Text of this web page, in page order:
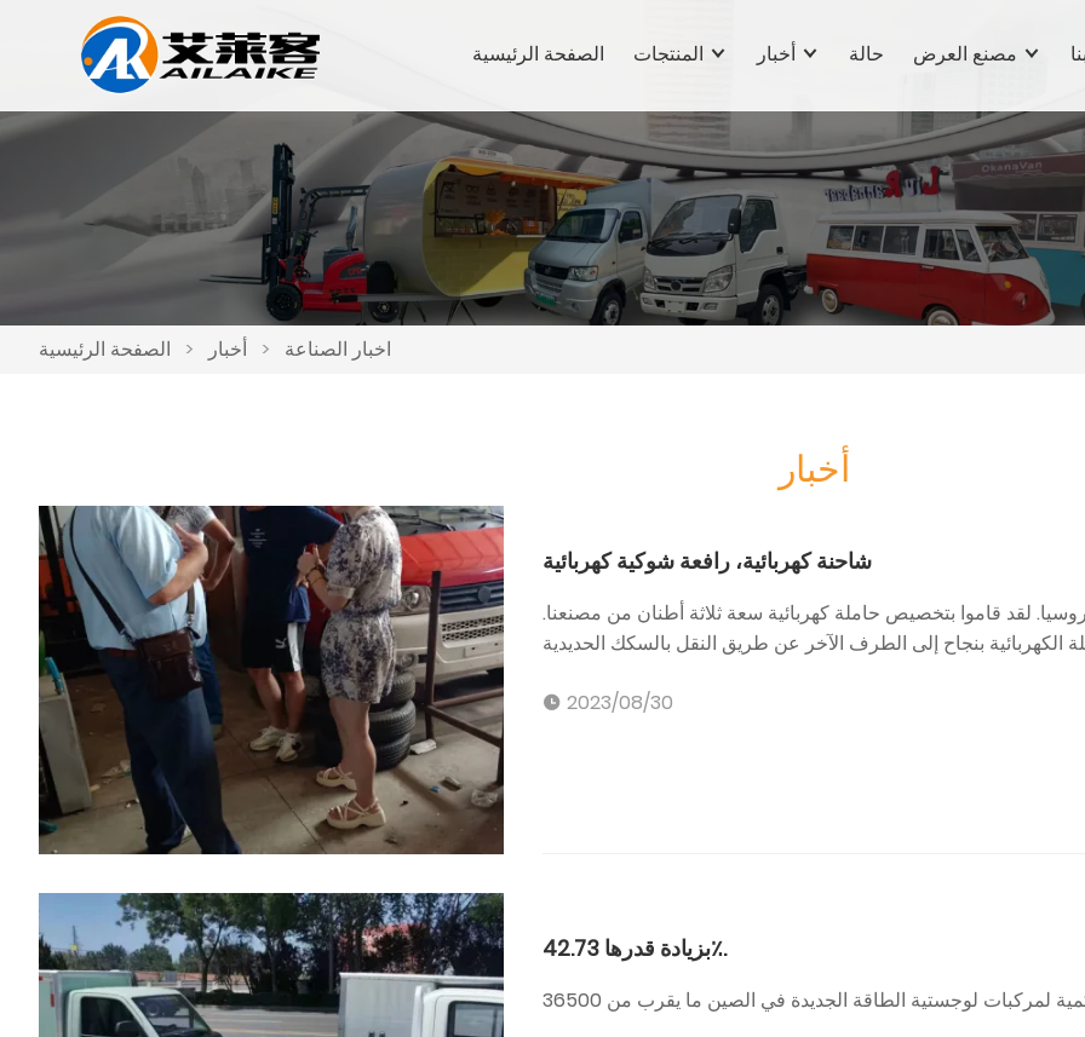
الصفحة الرئيسية المنتجات أخبار حالة مصنع العرض
الصفحة الرئيسية > أخبار > اخبار الصناعة
أخبار
شاحنة كهربائية، رافعة شوكية كهربائية
في روسيا. لقد قاموا بتخصيص حاملة كهربائية سعة ثلاثة أطنان من مصنعنا.
2023/08/30
بزيادة قدرها 42.73٪.